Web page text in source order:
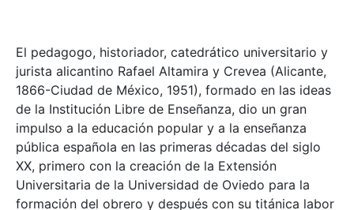
El pedagogo, historiador, catedrático universitario y
jurista alicantino Rafael Altamira y Crevea (Alicante,
1866-Ciudad de México, 1951), formado en las ideas
de la Institución Libre de Enseñanza, dio un gran
impulso a la educación popular y a la enseñanza
pública española en las primeras décadas del siglo
XX, primero con la creación de la Extensión
Universitaria de la Universidad de Oviedo para la
formación del obrero y después con su titánica labor